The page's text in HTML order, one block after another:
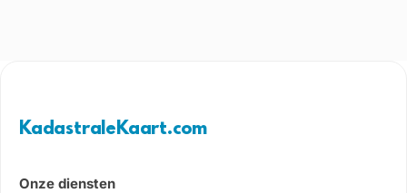
KadastraleKaart.com
Onze diensten